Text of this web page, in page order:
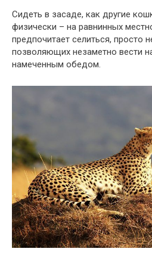
Сидеть в засаде, как другие
физически – на равнинных
предпочитает селиться, просто
позволяющих незаметно вести
намеченным обедом.